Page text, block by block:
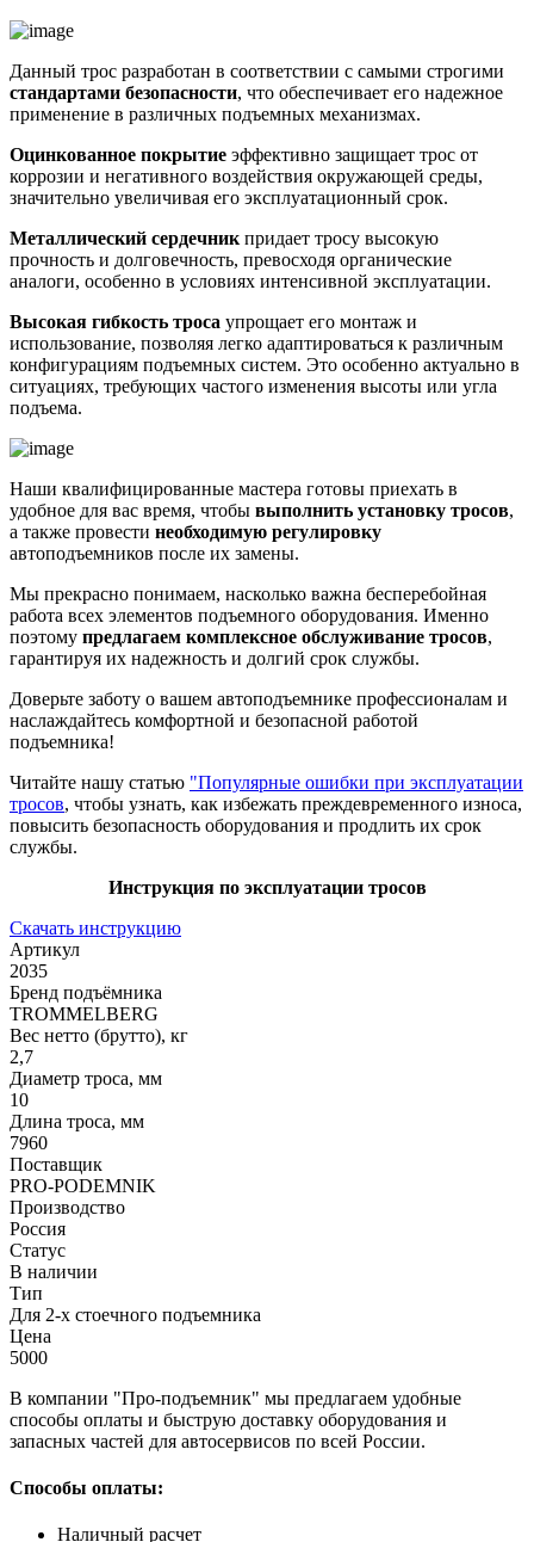
Данный трос разработан в соответствии с самыми строгими
стандартами безопасности, что обеспечивает его надежное
применение в различных подъемных механизмах.
Оцинкованное покрытие эффективно защищает трос от
коррозии и негативного воздействия окружающей среды,
значительно увеличивая его эксплуатационный срок.
Металлический сердечник придает тросу высокую
прочность и долговечность, превосходя органические
аналоги, особенно в условиях интенсивной эксплуатации.
Высокая гибкость троса упрощает его монтаж и
использование, позволяя легко адаптироваться к различным
конфигурациям подъемных систем. Это особенно актуально в
ситуациях, требующих частого изменения высоты или угла
подъема.
Наши квалифицированные мастера готовы приехать в
удобное для вас время, чтобы выполнить установку тросов,
а также провести необходимую регулировку
автоподъемников после их замены.
Мы прекрасно понимаем, насколько важна бесперебойная
работа всех элементов подъемного оборудования. Именно
поэтому предлагаем комплексное обслуживание тросов,
гарантируя их надежность и долгий срок службы.
Доверьте заботу о вашем автоподъемнике профессионалам и
наслаждайтесь комфортной и безопасной работой
подъемника!
Читайте нашу статью "Популярные ошибки при эксплуатации
тросов, чтобы узнать, как избежать преждевременного износа,
повысить безопасность оборудования и продлить их срок
службы.
Инструкция по эксплуатации тросов
Скачать инструкцию
Артикул
2035
Бренд подъёмника
TROMMELBERG
Вес нетто (брутто), кг
2,7
Диаметр троса, мм
10
Длина троса, мм
7960
Поставщик
PRO-PODEMNIK
Производство
Россия
Статус
В наличии
Тип
Для 2-х стоечного подъемника
Цена
5000
В компании "Про-подъемник" мы предлагаем удобные
способы оплаты и быструю доставку оборудования и
запасных частей для автосервисов по всей России.
Способы оплаты:
Наличный расчет